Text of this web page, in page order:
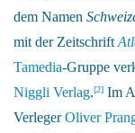
dem Namen
mit der Zeitschrift
Tamedia-Gruppe
Niggli Verlag.[2] Im
VerlegerOliver